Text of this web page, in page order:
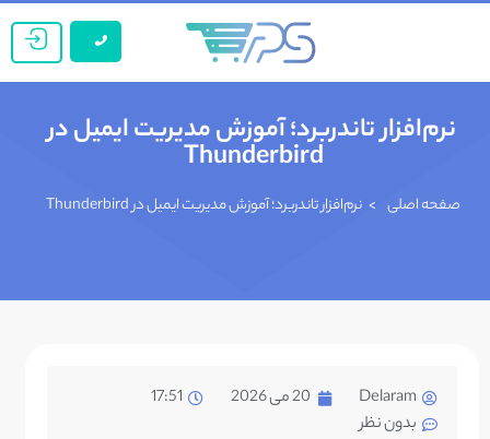
نرم‌افزار تاندر‌برد؛ آموزش مدیریت ایمیل در
Thunderbird
صفحه اصلی > نرم‌افزار تاندر‌برد؛ آموزش مدیریت ایمیل در Thunderbird
Delaram 20 می 2026
17:51
بدون نظر